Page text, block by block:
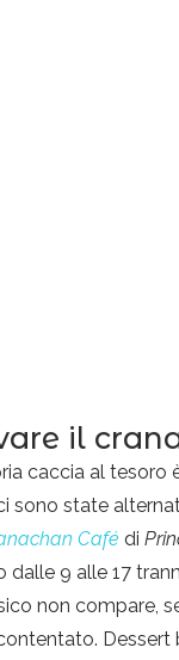
il
caccia al
sono state
Café di
dalle 9 alle 17
non compare,
Dessert